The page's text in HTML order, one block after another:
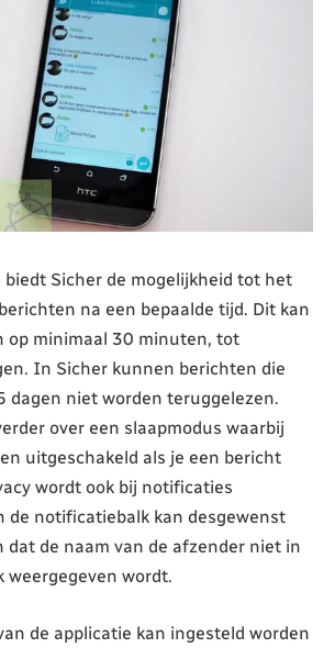
biedt Sicher de mogelijkheid tot het
na een bepaalde tijd. Dit kan
op minimaal 30 minuten, tot
In Sicher kunnen berichten die
dagen niet worden teruggelezen.
over een slaapmodus waarbij
uitgeschakeld als je een bericht
wordt ook bij notificaties
de notificatiebalk kan desgewenst
dat de naam van de afzender niet in
weergegeven wordt.
de applicatie kan ingesteld worden